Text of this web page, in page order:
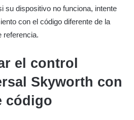
su dispositivo no funciona, intente
con el código diferente de la
referencia.
el control
Skyworth con
código